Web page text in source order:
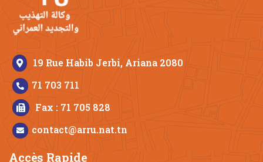
19 Rue Habib Jerbi, Ariana 2080
71 703 711
Fax : 71 705 828
contact@arru.nat.tn
Accès Rapide